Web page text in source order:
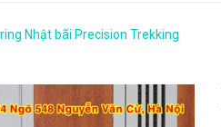
Nhật bãi Precision Trekking